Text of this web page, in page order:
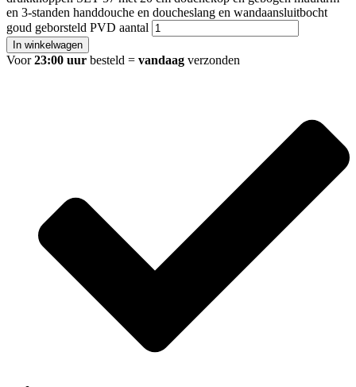
en 3-standen handdouche en doucheslang en wandaansluitbocht
goud geborsteld PVD aantal
In winkelwagen
Voor23:00 uur besteld = vandaag verzonden